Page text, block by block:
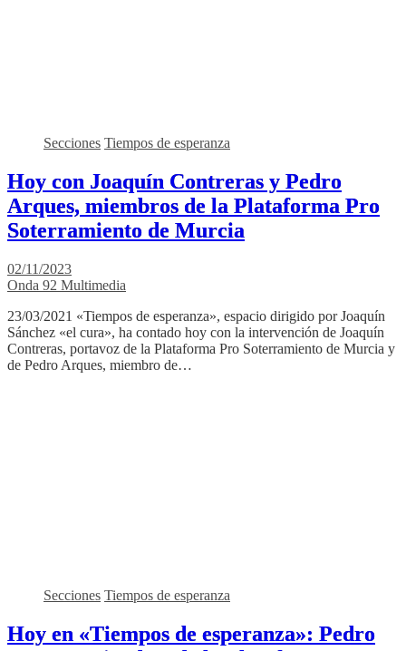
Secciones Tiempos de esperanza
Hoy con Joaquín Contreras y Pedro
Arques, miembros de la Plataforma Pro
Soterramiento de Murcia
02/11/2023
Onda 92 Multimedia
23/03/2021 «Tiempos de esperanza», espacio dirigido por Joaquín
Sánchez «el cura», ha contado hoy con la intervención de Joaquín
Contreras, portavoz de la Plataforma Pro Soterramiento de Murcia y
de Pedro Arques, miembro de…
Secciones Tiempos de esperanza
Hoy en «Tiempos de esperanza»: Pedro